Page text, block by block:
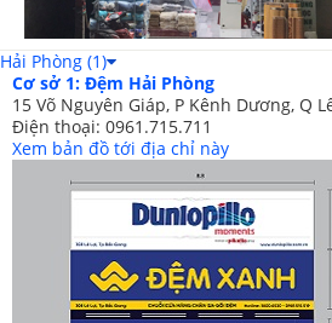
Hải Phòng (1)
Cơ sở 1: Đệm Hải Phòng
15 Võ Nguyên Giáp, P Kênh Dương, Q
Điện thoại: 0961.715.711
Xem bản đồ tới địa chỉ này